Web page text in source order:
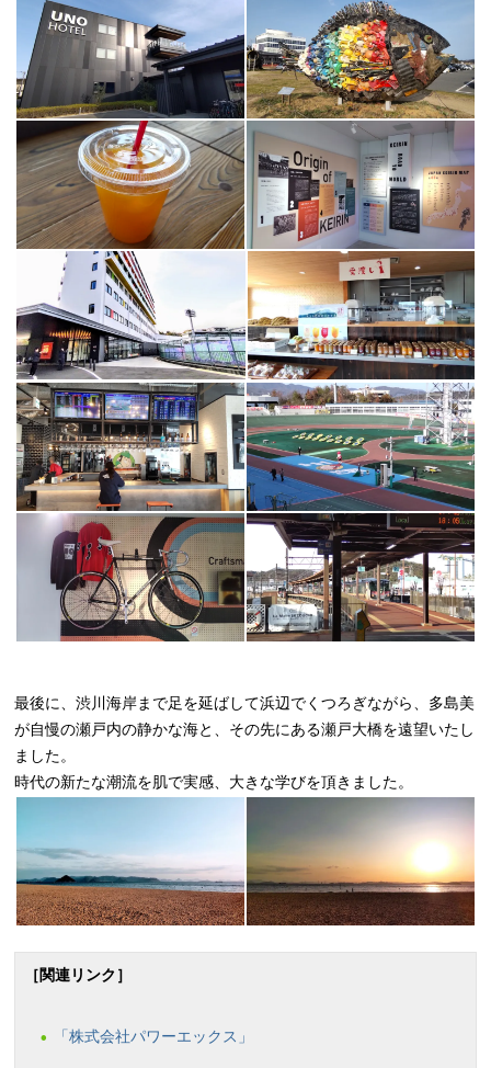
最後に、渋川海岸まで足を延ばして浜辺でくつろぎながら、多島美
が自慢の瀬戸内の静かな海と、その先にある瀬戸大橋を遠望いたし
ました。
時代の新たな潮流を肌で実感、大きな学びを頂きました。
［関連リンク］
「株式会社パワーエックス」